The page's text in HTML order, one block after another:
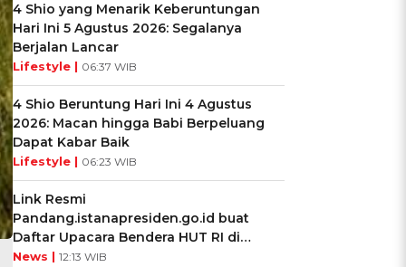
4 Shio yang Menarik Keberuntungan
Hari Ini 5 Agustus 2026: Segalanya
Berjalan Lancar
Lifestyle | 06:37 WIB
4 Shio Beruntung Hari Ini 4 Agustus
2026: Macan hingga Babi Berpeluang
Dapat Kabar Baik
Lifestyle | 06:23 WIB
Link Resmi
Pandang.istanapresiden.go.id buat
Daftar Upacara Bendera HUT RI di
Istana Negara
News | 12:13 WIB